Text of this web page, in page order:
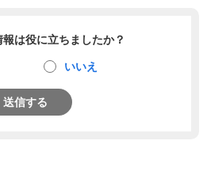
は役に立ちましたか？
いいえ
送信する